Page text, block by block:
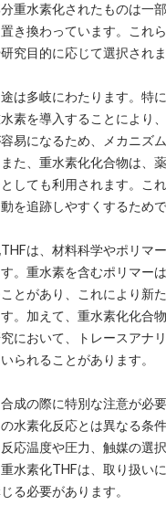
重水素化されたものは一
き換わっています。これ
究目的に応じて選択されま
は多岐にわたります。特
素を導入することにより
易になるため、メカニズ
た、重水素化化合物は、
しても利用されます。こ
を追跡しやすくするためで
は、材料科学やポリマ
。重水素を含むポリマー
とがあり、これにより新
。加えて、重水素化化合
において、トレースアナ
られることがあります。
成の際に特別な注意が必
水素化反応とは異なる条
応温度や圧力、触媒の選
水素化THFは、取り扱い
る必要があります。